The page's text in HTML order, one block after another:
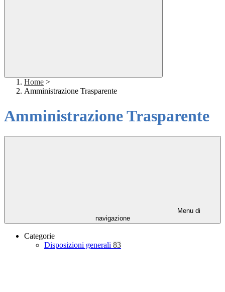
Home >
Amministrazione Trasparente
Amministrazione Trasparente
Menu di
navigazione
Categorie
Disposizioni generali 83